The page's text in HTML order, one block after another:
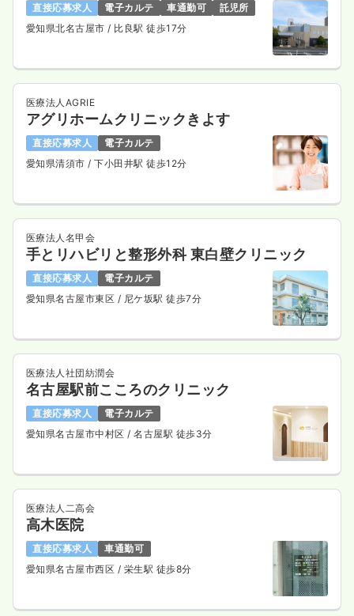
直接応募求人 電子カルテ 車通勤可
託児所
愛知県北名古屋市/ 比良駅 徒歩17分
医療法人AGRIE
アグリホームクリニックきよす
直接応募求人
電子カルテ
愛知県清須市/ 下小田井駅 徒歩12分
医療法人名甲会
手とリハビリと整形外科 東白壁クリニック
直接応募求人
電子カルテ
愛知県名古屋市東区 / 尼ケ坂駅 徒歩7分
医療法人社団紡潤会
名古屋駅前こころのクリニック
直接応募求人
電子カルテ
愛知県名古屋市中村区/ 名古屋駅 徒歩3分
医療法人二高会
高木医院
直接応募求人
車通勤可
愛知県名古屋市西区 / 栄生駅 徒歩8分